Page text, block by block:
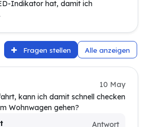
Indikator hat, damit ich
Fragen stellen Alle anzeigen
10 May
kann ich damit schnell checken
Wohnwagen gehen?
Antwort